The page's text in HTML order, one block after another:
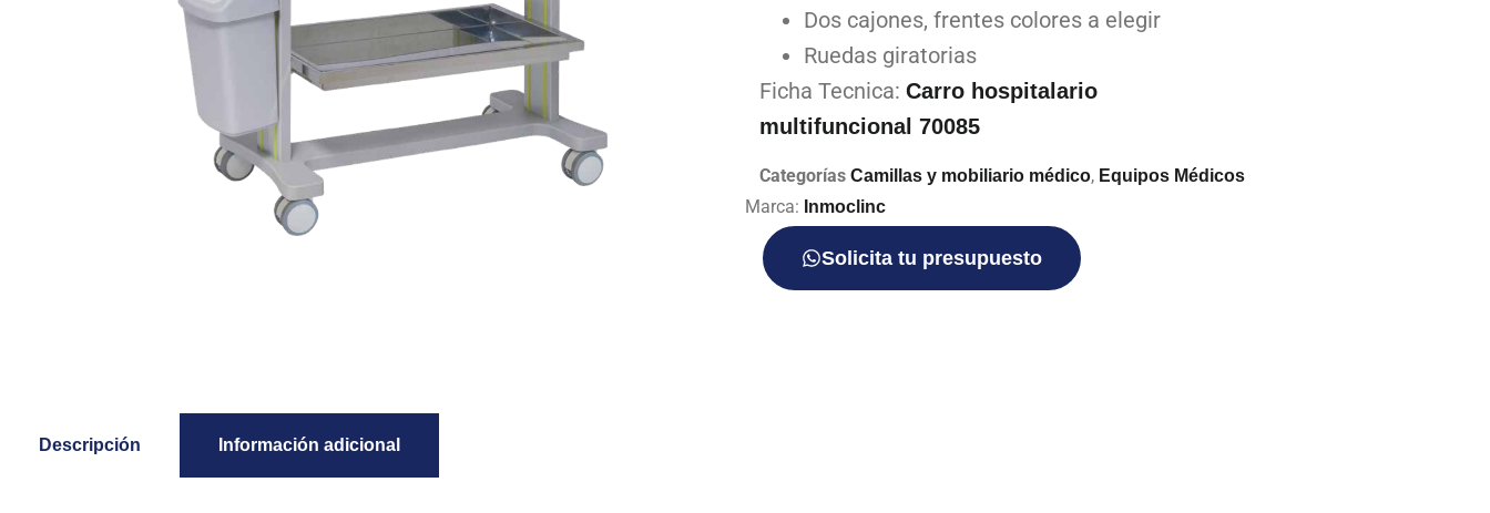
Dos cajones, frentes colores a elegir
Ruedas giratorias
Ficha Tecnica: Carro hospitalario
multifuncional 70085
Categorías Camillas y mobiliario médico, Equipos Médicos
Marca: Inmoclinc
Solicita tu presupuesto
Descripción Información adicional